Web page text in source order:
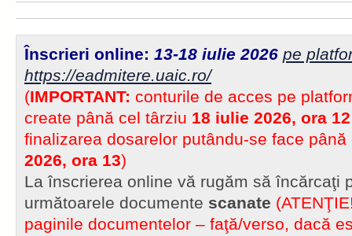
Înscrieri online: 13-18 iulie 2026 pe
https://eadmitere.uaic.ro/
(IMPORTANT: conturile de acces pe
create până cel târziu 18 iulie 2026, ora 12
finalizarea dosarelor putându-se face
2026, ora 13)
La înscrierea online vă rugăm să încărcaţi
următoarele documente scanate
paginile documentelor – faţă/verso, dacă